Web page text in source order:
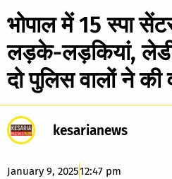
भोपाल में 15 स्पा
लड़के-लड़कियां,
दो पुलिस वालों ने की
kesarianews
January 9, 202512:47 pm